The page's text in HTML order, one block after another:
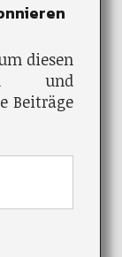
diesen
und
Beiträge